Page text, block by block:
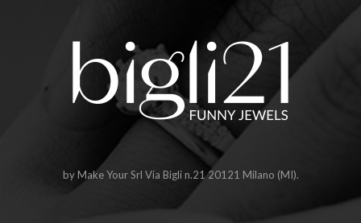
by Make Your Srl Via Bigli n.21 20121 Milano (MI).